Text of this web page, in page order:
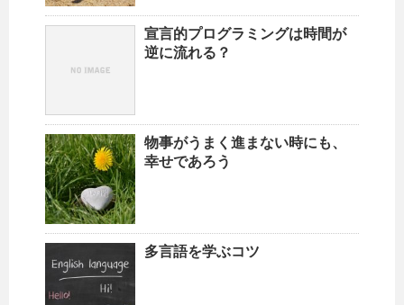
宣言的プログラミングは時間が
逆に流れる？
物事がうまく進まない時にも、
幸せであろう
多言語を学ぶコツ